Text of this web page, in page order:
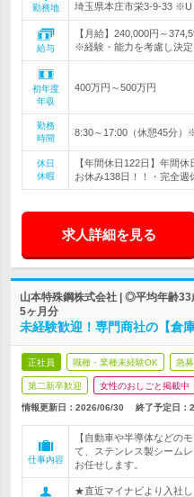
勤務地
埼玉県本庄市栄3-9-33 ※U
給与
【月給】240,000円～
※経験・能力を考慮し決
初年度
年収
400万円～500万円
勤務
時間
8:30～17:00（休憩45分
休日
休暇
【年間休日122日】年間
お休み138日！！・完全週
求人詳細を見る
山本特殊鋼株式会社 | ◎平均年齢
5ヶ月分
未経験歓迎！専門商社の【倉
正社員 職種・業種未経験OK 急募
第二新卒歓迎 女性のおしごと掲載中
情報更新日：2026/06/30 終了予定日：
仕事内容
【自動車や半導体などの
て、ステンレス製シーム
お任せします。
★直近マイナビより入社